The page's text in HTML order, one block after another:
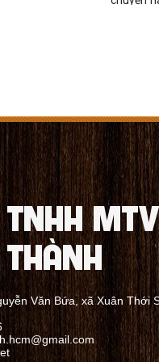
cao,
cầu sỉ
Văn Bứa, xã Xuân Thới